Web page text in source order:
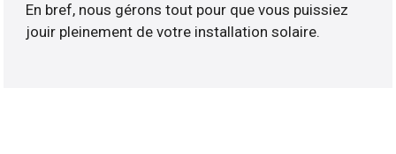
En bref, nous gérons tout pour que vous puissiez
jouir pleinement de votre installation solaire.